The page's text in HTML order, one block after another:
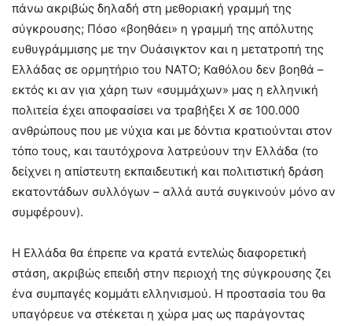
πάνω ακριβώς δηλαδή στη μεθοριακή γραμμή της
σύγκρουσης; Πόσο «βοηθάει» η γραμμή της απόλυτης
ευθυγράμμισης με την Ουάσιγκτον και η μετατροπή της
Ελλάδας σε ορμητήριο του ΝΑΤΟ; Καθόλου δεν βοηθά –
εκτός κι αν για χάρη των «συμμάχων» μας η ελληνική
πολιτεία έχει αποφασίσει να τραβήξει Χ σε 100.000
ανθρώπους που με νύχια και με δόντια κρατιούνται στον
τόπο τους, και ταυτόχρονα λατρεύουν την Ελλάδα (το
δείχνει η απίστευτη εκπαιδευτική και πολιτιστική δράση
εκατοντάδων συλλόγων – αλλά αυτά συγκινούν μόνο αν
συμφέρουν).
Η Ελλάδα θα έπρεπε να κρατά εντελώς διαφορετική
στάση, ακριβώς επειδή στην περιοχή της σύγκρουσης ζει
ένα συμπαγές κομμάτι ελληνισμού. Η προστασία του θα
υπαγόρευε να στέκεται η χώρα μας ως παράγοντας